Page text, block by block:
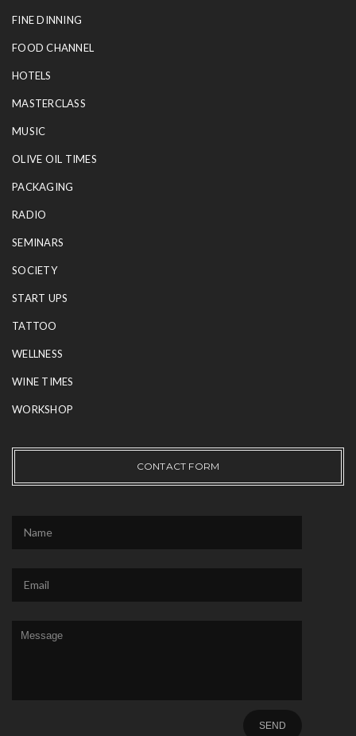
FINE DINNING
FOOD CHANNEL
HOTELS
MASTERCLASS
MUSIC
OLIVE OIL TIMES
PACKAGING
RADIO
SEMINARS
SOCIETY
START UPS
TATTOO
WELLNESS
WINE TIMES
WORKSHOP
CONTACT FORM